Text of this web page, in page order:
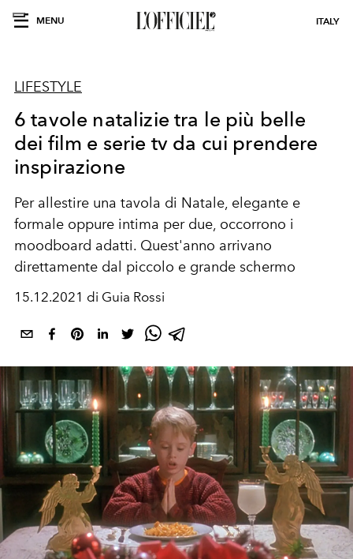
MENU ITALY
LIFESTYLE
6 tavole natalizie tra le più belle
dei film e serie tv da cui prendere
inspirazione
Per allestire una tavola di Natale, elegante e
formale oppure intima per due, occorrono i
moodboard adatti. Quest'anno arrivano
direttamente dal piccolo e grande schermo
15.12.2021 di Guia Rossi